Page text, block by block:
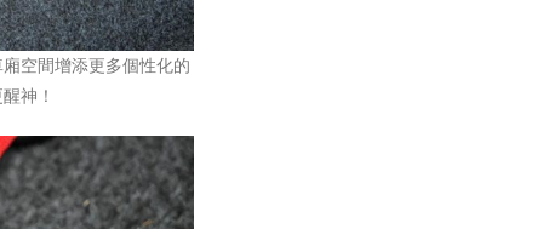
空間增添更多個性化的
神！